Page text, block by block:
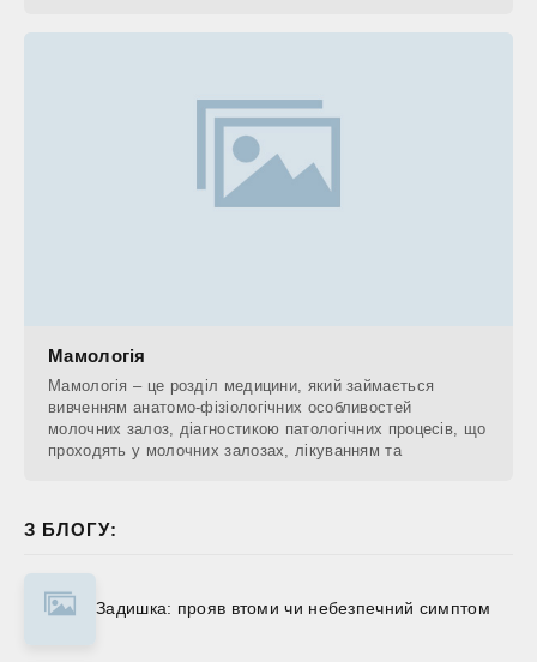
Мамологія
Мамологія – це розділ медицини, який займається
вивченням анатомо-фізіологічних особливостей
молочних залоз, діагностикою патологічних процесів, що
проходять у молочних залозах, лікуванням та
З БЛОГУ:
Задишка: прояв втоми чи небезпечний симптом